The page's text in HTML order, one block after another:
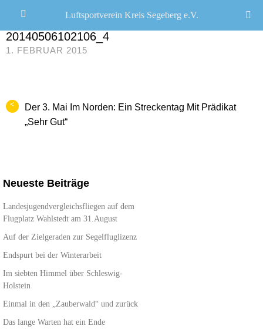
CHRISTOPH R. SCHWARZ
20140506102106_4
1. FEBRUAR 2015
<
Der 3. Mai Im Norden: Ein Streckentag Mit Prädikat
„Sehr Gut“
Neueste Beiträge
Landesjugendvergleichsfliegen auf dem
Flugplatz Wahlstedt am 31.August
Auf der Zielgeraden zur Segelfluglizenz
Endspurt bei der Winterarbeit
Im siebten Himmel über Schleswig-
Holstein
Einmal in den „Zauberwald“ und zurück
Das lange Warten hat ein Ende
Luftsportverein Kreis Segeberg e.V.